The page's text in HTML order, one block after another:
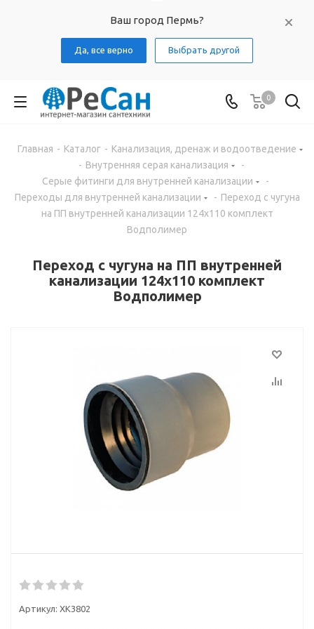
Ваш город Пермь?
Да, все верно Выбрать другой
0
Главная - Каталог - Канализация, дренаж и водоотведение
- Внутренняя серая канализация
-
Серые фитинги для внутренней канализации
-
Переходы для внутренней канализации
- Переход с чугуна
на ПП внутренней канализации 124х110 комплект
Водполимер
Переход с чугуна на ПП внутренней
канализации 124х110 комплект
Водполимер
Артикул: ХК3802